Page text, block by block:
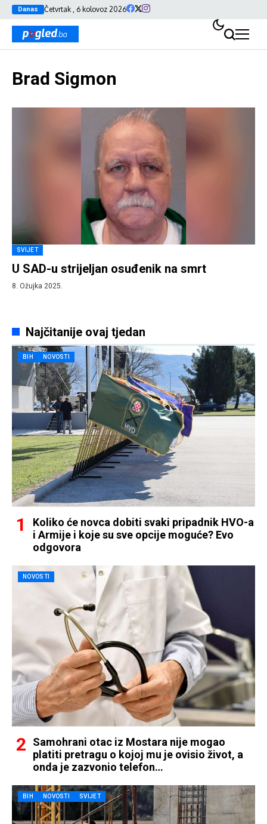
Danas Četvrtak , 6 kolovoz 2026
Brad Sigmon
SVIJET
U SAD-u strijeljan osuđenik na smrt
8. Ožujka 2025.
Najčitanije ovaj tjedan
BIH NOVOSTI
Koliko će novca dobiti svaki pripadnik HVO-a
i Armije i koje su sve opcije moguće? Evo
odgovora
NOVOSTI
Samohrani otac iz Mostara nije mogao
platiti pretragu o kojoj mu je ovisio život, a
onda je zazvonio telefon…
BIH NOVOSTI SVIJET